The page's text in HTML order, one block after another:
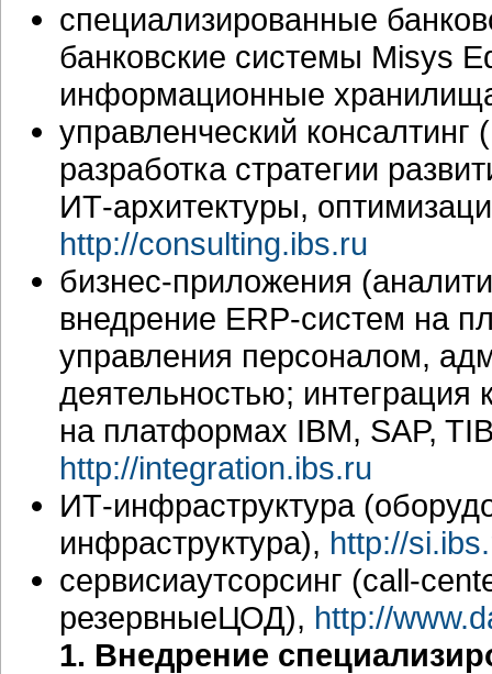
специализированные
банковские системы Misys
информационные
управленческий консалтинг
разработка стратегии
ИТ-архитектуры,
http://consulting.ibs.ru
бизнес-приложения
внедрение ERP-систем на
управления персоналом,
деятельностью;
на платформах IBM, SAP,
http://integration.ibs.ru
ИТ-инфраструктура
инфраструктура), http://
сервисиаутсорсинг (call-
резервныеЦОД), http://
1. Внедрение